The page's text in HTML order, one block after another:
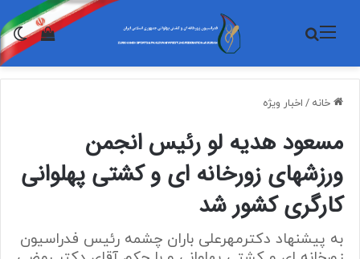
منو جستجو برای
خانه / اخبار ویژه
مسعود هدیه لو رئیس انجمن‌
ورزشهای زورخانه ای و کشتی پهلوانی
کارگری کشور شد
به پیشنهاد دکترمهرعلی باران چشمه رئیس فدراسیون